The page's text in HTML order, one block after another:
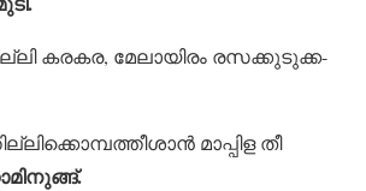
കരകര, മേലായിരം രസക്കുടുക്ക-
മാപ്പിള തീ